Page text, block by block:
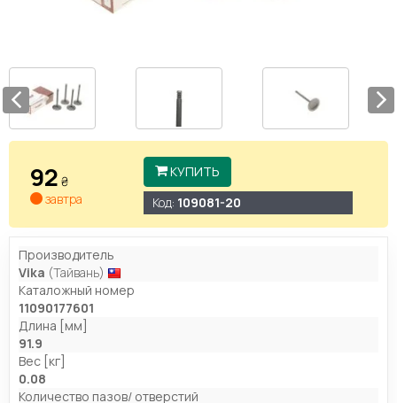
92 ₴
завтра
КУПИТЬ
Код: 109081-20
Производитель
Vika (Тайвань)
Каталожный номер
11090177601
Длина [мм]
91.9
Вес [кг]
0.08
Количество пазов/ отверстий